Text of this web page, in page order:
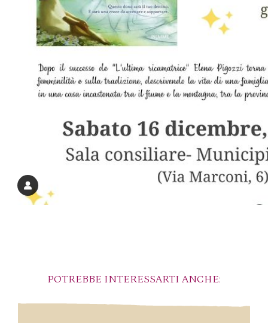
POTREBBE INTERESSARTI ANCHE: